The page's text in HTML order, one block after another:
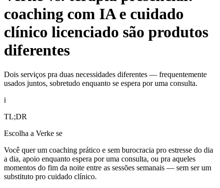
coaching com IA e cuidado
clínico licenciado são produtos
diferentes
Dois serviços pra duas necessidades diferentes — frequentemente
usados juntos, sobretudo enquanto se espera por uma consulta.
i
TL;DR
Escolha a Verke se
Você quer um coaching prático e sem burocracia pro estresse do dia
a dia, apoio enquanto espera por uma consulta, ou pra aqueles
momentos do fim da noite entre as sessões semanais — sem ser um
substituto pro cuidado clínico.